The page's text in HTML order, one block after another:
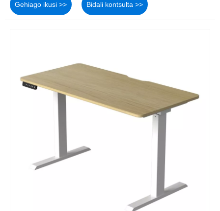
Gehiago ikusi >> Bidali kontsulta >>